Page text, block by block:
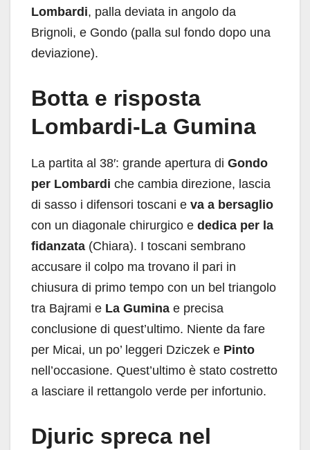
Lombardi, palla deviata in angolo da
Brignoli, e Gondo (palla sul fondo dopo una
deviazione).
Botta e risposta
Lombardi-La Gumina
La partita al 38′: grande apertura di Gondo
per Lombardi che cambia direzione, lascia
di sasso i difensori toscani e va a bersaglio
con un diagonale chirurgico e dedica per la
fidanzata (Chiara). I toscani sembrano
accusare il colpo ma trovano il pari in
chiusura di primo tempo con un bel triangolo
tra Bajrami e La Gumina e precisa
conclusione di quest’ultimo. Niente da fare
per Micai, un po’ leggeri Dziczek e Pinto
nell’occasione. Quest’ultimo è stato costretto
a lasciare il rettangolo verde per infortunio.
Djuric spreca nel